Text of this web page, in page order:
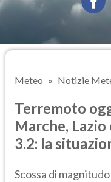
Meteo Notizie
Terremoto
Marche,
3.2: la
Scossa di